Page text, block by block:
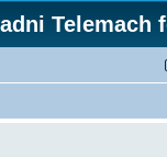
Telemach